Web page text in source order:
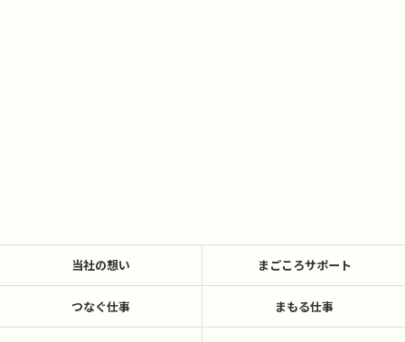
当社の想い まごころサポート
つなぐ仕事 まもる仕事